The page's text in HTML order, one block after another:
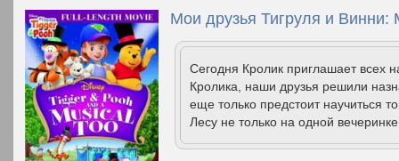
Мои друзья Тигруля и
Сегодня Кролик приглашает всех
Кролика, наши друзья решили
еще только предстоит научиться
Лесу не только на одной